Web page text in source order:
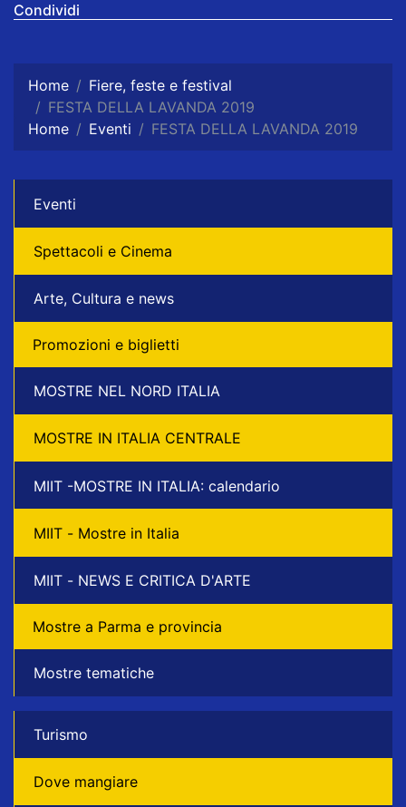
Condividi
Home
Fiere, feste e festival
FESTA DELLA LAVANDA 2019
Home
Eventi FESTA DELLA LAVANDA 2019
Eventi
Spettacoli e Cinema
Arte, Cultura e news
Promozioni e biglietti
MOSTRE NEL NORD ITALIA
MOSTRE IN ITALIA CENTRALE
MIIT -MOSTRE IN ITALIA: calendario
MIIT - Mostre in Italia
MIIT - NEWS E CRITICA D'ARTE
Mostre a Parma e provincia
Mostre tematiche
Turismo
Dove mangiare